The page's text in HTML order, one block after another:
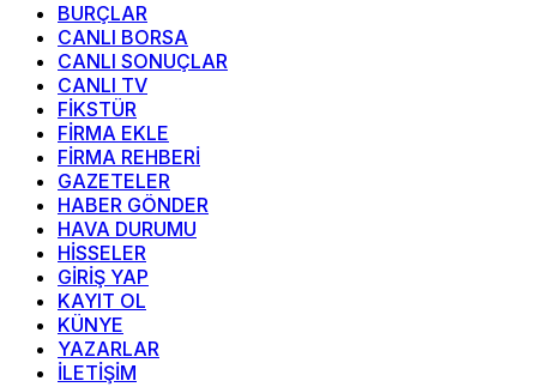
BURÇLAR
CANLI BORSA
CANLI SONUÇLAR
CANLI TV
FİKSTÜR
FİRMA EKLE
FİRMA REHBERİ
GAZETELER
HABER GÖNDER
HAVA DURUMU
HİSSELER
GİRİŞ YAP
KAYIT OL
KÜNYE
YAZARLAR
İLETİŞİM